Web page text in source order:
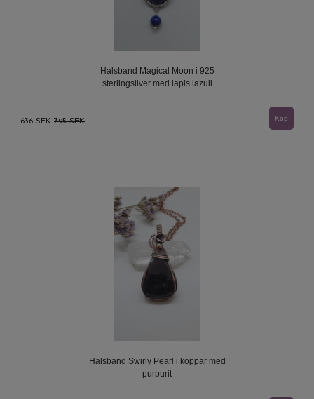
Halsband Magical Moon i 925
sterlingsilver med lapis lazuli
636 SEK 795 SEK
Halsband Swirly Pearl i koppar med
purpurit